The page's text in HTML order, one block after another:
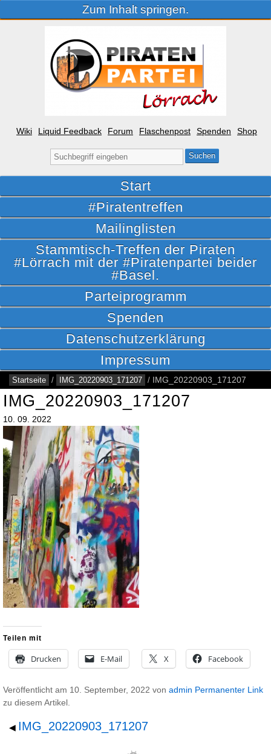
Zum Inhalt springen.
Wiki Liquid Feedback Forum Flaschenpost Spenden Shop
Suche
nach:
Start
#Piratentreffen
Mailinglisten
Stammtisch-Treffen der Piraten
#Lörrach mit der #Piratenpartei beider
#Basel.
Parteiprogramm
Spenden
Datenschutzerklärung
Impressum
Startseite / IMG_20220903_171207 / IMG_20220903_171207
IMG_20220903_171207
10. 09. 2022
Teilen mit
Drucken E-Mail X Facebook
Veröffentlicht am 10. September, 2022 von admin Permanenter Link
zu diesem Artikel.
◀ IMG_20220903_171207